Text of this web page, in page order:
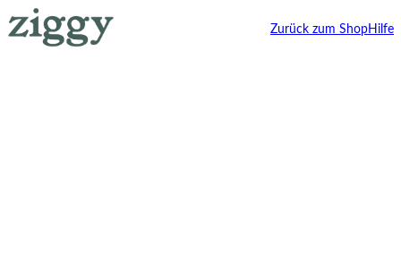
Zurück zum ShopHilfe